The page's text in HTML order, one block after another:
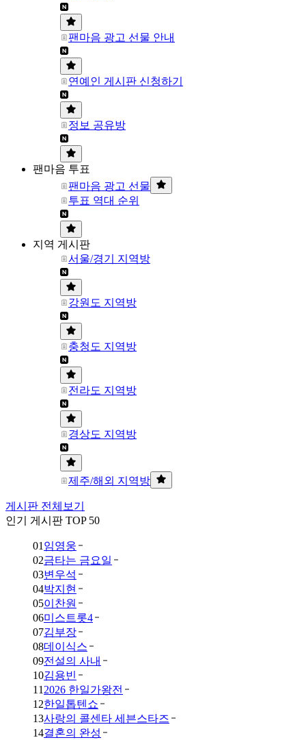
팬마음 광고 선물 안내
연예인 게시판 신청하기
정보 공유방
팬마음 투표
팬마음 광고 선물
투표 역대 순위
지역 게시판
서울/경기 지역방
강원도 지역방
충청도 지역방
전라도 지역방
경상도 지역방
제주/해외 지역방
게시판 전체보기
인기 게시판 TOP 50
01 임영웅
02금타는 금요일
03변우석
04박지현
05이찬원
06미스트롯4
07김부장
08데이식스
09전설의 사내
10김용빈
11 2026 한일가왕전
12한일톱텐쇼
13사랑의 콜센타 세븐스타즈
14결혼의 완성